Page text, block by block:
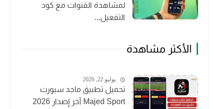
لمشاهدة القنوات مع كود
التفعيل...
الأكثر مشاهدة
يوليو 22, 2026
تحميل تطبيق ماجد سبورت
Majed Sport آخر إصدار 2026